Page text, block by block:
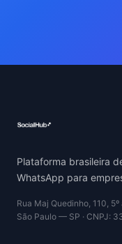
Plataforma brasileira
WhatsApp para
Rua Maj Quedinho, 110,
São Paulo — SP · CNPJ: